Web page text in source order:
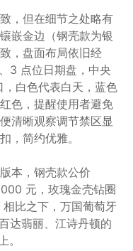
，但在细节之处略有
嵌金边（钢壳款为银
，盘面布局依旧经
3 点位日期盘，中央
白色代表白天，蓝色
色，提醒使用者避免
清晰观察调节禁区显
，简约优雅。
本，钢壳款公价
元，玫瑰金壳钻圈
比之下，万国葡萄牙
达翡丽、江诗丹顿的
。